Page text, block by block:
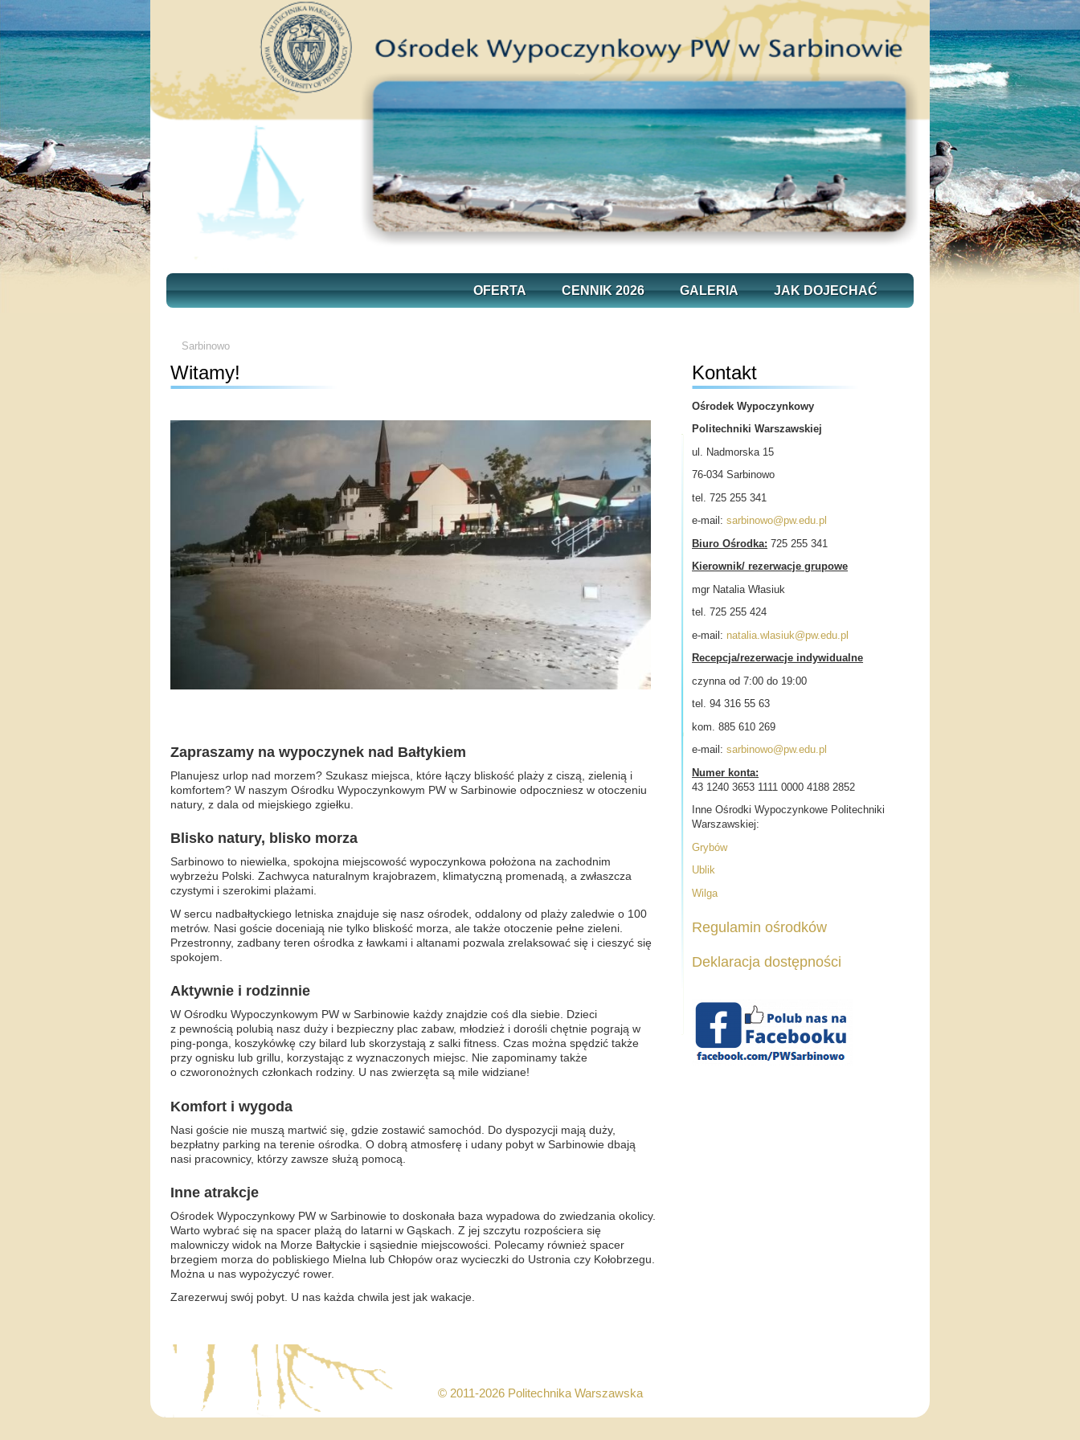
OFERTA CENNIK 2026 GALERIA JAK DOJECHAĆ
Sarbinowo
Witamy!
Zapraszamy na wypoczynek nad Bałtykiem
Planujesz urlop nad morzem? Szukasz miejsca, które łączy bliskość plaży z ciszą, zielenią i
komfortem? W naszym Ośrodku Wypoczynkowym PW w Sarbinowie odpoczniesz w otoczeniu
natury, z dala od miejskiego zgiełku.
Blisko natury, blisko morza
Sarbinowo to niewielka, spokojna miejscowość wypoczynkowa położona na zachodnim
wybrzeżu Polski. Zachwyca naturalnym krajobrazem, klimatyczną promenadą, a zwłaszcza
czystymi i szerokimi plażami.
W sercu nadbałtyckiego letniska znajduje się nasz ośrodek, oddalony od plaży zaledwie o 100
metrów. Nasi goście doceniają nie tylko bliskość morza, ale także otoczenie pełne zieleni.
Przestronny, zadbany teren ośrodka z ławkami i altanami pozwala zrelaksować się i cieszyć się
spokojem.
Aktywnie i rodzinnie
W Ośrodku Wypoczynkowym PW w Sarbinowie każdy znajdzie coś dla siebie. Dzieci
z pewnością polubią nasz duży i bezpieczny plac zabaw, młodzież i dorośli chętnie pograją w
ping-ponga, koszykówkę czy bilard lub skorzystają z salki fitness. Czas można spędzić także
przy ognisku lub grillu, korzystając z wyznaczonych miejsc. Nie zapominamy także
o czworonożnych członkach rodziny. U nas zwierzęta są mile widziane!
Komfort i wygoda
Nasi goście nie muszą martwić się, gdzie zostawić samochód. Do dyspozycji mają duży,
bezpłatny parking na terenie ośrodka. O dobrą atmosferę i udany pobyt w Sarbinowie dbają
nasi pracownicy, którzy zawsze służą pomocą.
Inne atrakcje
Ośrodek Wypoczynkowy PW w Sarbinowie to doskonała baza wypadowa do zwiedzania okolicy.
Warto wybrać się na spacer plażą do latarni w Gąskach. Z jej szczytu rozpościera się
malowniczy widok na Morze Bałtyckie i sąsiednie miejscowości. Polecamy również spacer
brzegiem morza do pobliskiego Mielna lub Chłopów oraz wycieczki do Ustronia czy Kołobrzegu.
Można u nas wypożyczyć rower.
Zarezerwuj swój pobyt. U nas każda chwila jest jak wakacje.
Kontakt
Ośrodek Wypoczynkowy
Politechniki Warszawskiej
ul. Nadmorska 15
76-034 Sarbinowo
tel. 725 255 341
e-mail:sarbinowo@pw.edu.pl
Biuro Ośrodka: 725 255 341
Kierownik/ rezerwacje grupowe
mgr Natalia Własiuk
tel. 725 255 424
e-mail: natalia.wlasiuk@pw.edu.pl
Recepcja/rezerwacje indywidualne
czynna od 7:00 do 19:00
tel. 94 316 55 63
kom. 885 610 269
e-mail:sarbinowo@pw.edu.pl
Numer konta:
43 1240 3653 1111 0000 4188 2852
Inne Ośrodki Wypoczynkowe Politechniki
Warszawskiej:
Grybów
Ublik
Wilga
Regulamin ośrodków
Deklaracja dostępności
© 2011-2026 Politechnika Warszawska